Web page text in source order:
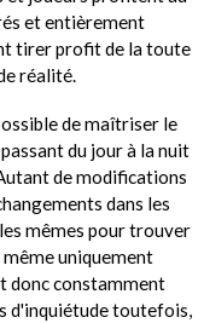
et entièrement
tirer profit de la toute
réalité.
de maîtriser le
du jour à la nuit
de modifications
dans les
mêmes pour trouver
uniquement
donc constamment
d'inquiétude toutefois,